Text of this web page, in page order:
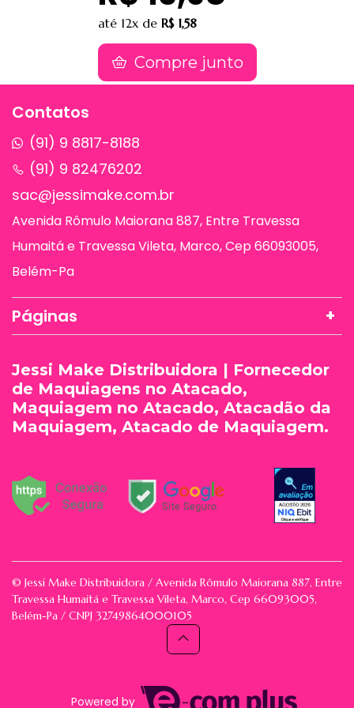
até 12x de R$ 1,58
Compre junto
Contatos
(91) 9 8817-8188
(91) 9 82476202
sac@jessimake.com.br
Avenida Rômulo Maiorana 887, Entre Travessa
Humaitá e Travessa Vileta, Marco, Cep 66093005,
Belém-Pa
Páginas
Jessi Make Distribuidora | Fornecedor
de Maquiagens no Atacado,
Maquiagem no Atacado, Atacadão da
Maquiagem, Atacado de Maquiagem.
© Jessi Make Distribuidora / Avenida Rômulo Maiorana 887, Entre
Travessa Humaitá e Travessa Vileta, Marco, Cep 66093005,
Belém-Pa / CNPJ 32749864000105
Powered by